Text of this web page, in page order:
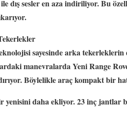
dış sesler en aza indiriliyor. Bu
sayesinde arka tekerleklerin
manevralarda Yeni Range
Böylelikle araç kompakt bir
daha ekliyor. 23 inç jantlar